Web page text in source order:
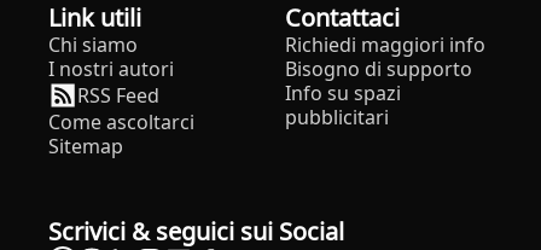
Link utili
Chi siamo
I nostri autori
RSS Feed
Come ascoltarci
Sitemap
Contattaci
Richiedi maggiori info
Bisogno di supporto
Info su spazi
pubblicitari
Scrivici & seguici sui Social